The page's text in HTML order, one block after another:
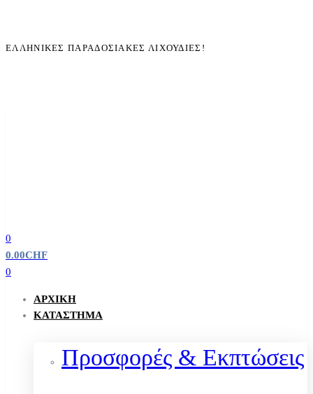
ΕΛΛΗΝΙΚΈΣ ΠΑΡΑΔΟΣΙΑΚΈΣ ΛΙΧΟΥΔΙΈΣ!
0
0.00CHF
0
ΑΡΧΙΚΉ
ΚΑΤΆΣΤΗΜΑ
Προσφορές & Εκπτώσεις